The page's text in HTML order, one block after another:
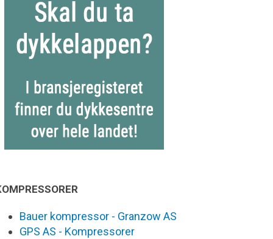
Bauer kompressor - Granzow AS
GPS AS - Kompressorer